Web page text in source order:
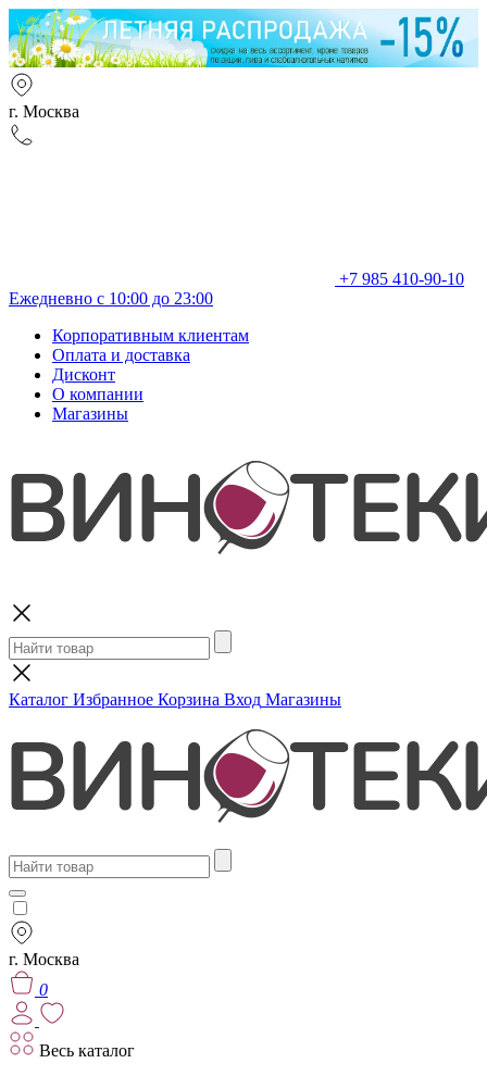
г. Москва
+7 985 410-90-10
Ежедневно с 10:00 до 23:00
Корпоративным клиентам
Оплата и доставка
Дисконт
О компании
Магазины
Каталог Избранное Корзина Вход Магазины
г. Москва
0
Весь каталог